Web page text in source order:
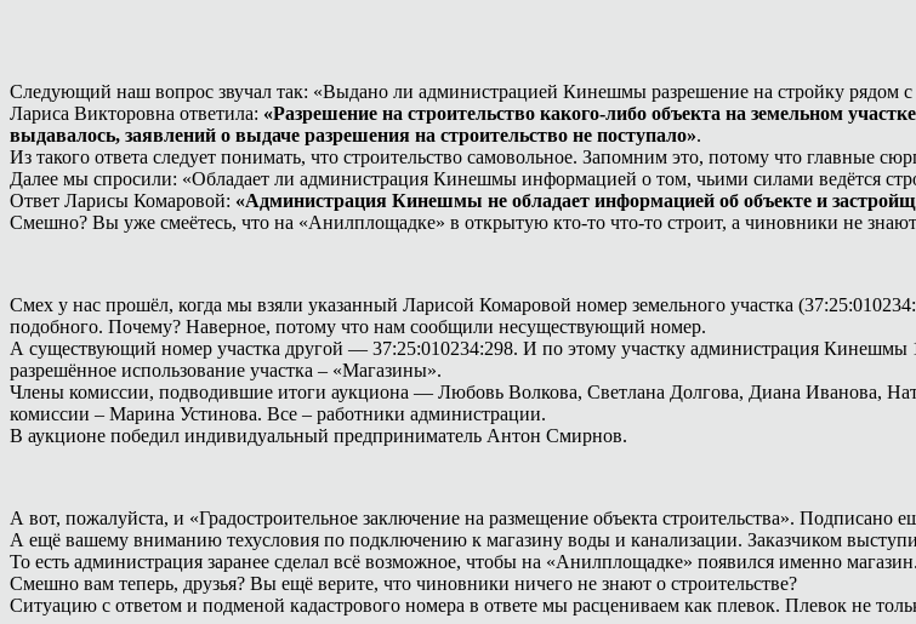
Следующий наш вопрос звучал так: «Выдано ли администрацией Кинешмы разрешение на стройку рядом с
Лариса Викторовна ответила: «Разрешение на строительство какого-либо объекта на земельном
выдавалось, заявлений о выдаче разрешения на строительство не поступало».
Из такого ответа следует понимать, что строительство самовольное. Запомним это, потому что главные
Далее мы спросили: «Обладает ли администрация Кинешмы информацией о том, чьими силами ведётся
Ответ Ларисы Комаровой: «Администрация Кинешмы не обладает информацией об объекте и
Смешно? Вы уже смеётесь, что на «Анилплощадке» в открытую кто-то что-то строит, а чиновники не
Смех у нас прошёл, когда мы взяли указанный Ларисой Комаровой номер земельного участка
подобного. Почему? Наверное, потому что нам сообщили несуществующий номер.
А существующий номер участка другой — 37:25:010234:298. И по этому участку администрация Кинешмы
разрешённое использование участка – «Магазины».
Члены комиссии, подводившие итоги аукциона — Любовь Волкова, Светлана Долгова, Диана Иванова,
комиссии – Марина Устинова. Все – работники администрации.
В аукционе победил индивидуальный предприниматель Антон Смирнов.
А вот, пожалуйста, и «Градостроительное заключение на размещение объекта строительства». Подписано
А ещё вашему вниманию техусловия по подключению к магазину воды и канализации. Заказчиком
То есть администрация заранее сделал всё возможное, чтобы на «Анилплощадке» появился именно магазин.
Смешно вам теперь, друзья? Вы ещё верите, что чиновники ничего не знают о строительстве?
Ситуацию с ответом и подменой кадастрового номера в ответе мы расцениваем как плевок. Плевок не